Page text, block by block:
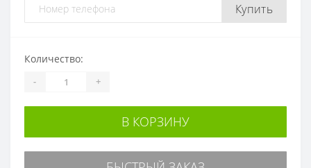
Купить
Количество:
- +
В КОРЗИНУ